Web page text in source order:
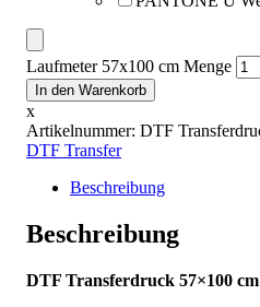
Laufmeter 57x100 cm Menge
In den Warenkorb
x
Artikelnummer: DTF
DTF Transfer
Beschreibung
Beschreibung
DTF Transferdruck 57×100 cm